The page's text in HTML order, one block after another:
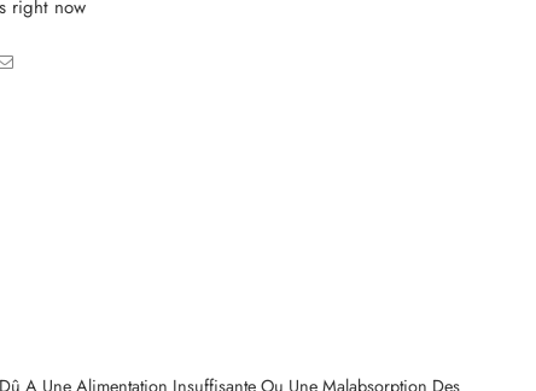
right now
A Une Alimentation Insuffisante Ou Une Malabsorption Des